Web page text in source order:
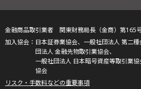
金融商品取引業者 関東財務局長（金商）第165
日本証券業協会、一般社団法人 第二
団法人 金融先物取引業協会、
一般社団法人 日本暗号資産等取引業
協会
リスク・手数料などの重要事項